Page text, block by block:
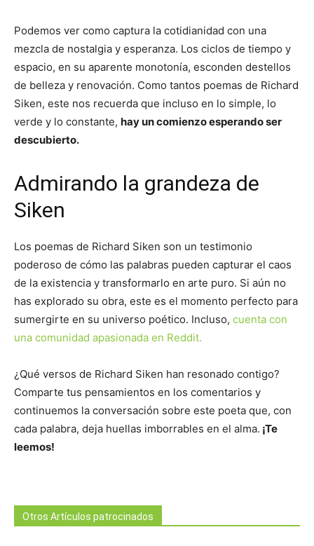
Podemos ver como captura la cotidianidad con una
mezcla de nostalgia y esperanza. Los ciclos de tiempo y
espacio, en su aparente monotonía, esconden destellos
de belleza y renovación. Como tantos poemas de Richard
Siken, este nos recuerda que incluso en lo simple, lo
verde y lo constante, hay un comienzo esperando ser
descubierto.
Admirando la grandeza de
Siken
Los poemas de Richard Siken son un testimonio
poderoso de cómo las palabras pueden capturar el caos
de la existencia y transformarlo en arte puro. Si aún no
has explorado su obra, este es el momento perfecto para
sumergirte en su universo poético. Incluso, cuenta con
una comunidad apasionada en Reddit.
¿Qué versos de Richard Siken han resonado contigo?
Comparte tus pensamientos en los comentarios y
continuemos la conversación sobre este poeta que, con
cada palabra, deja huellas imborrables en el alma. ¡Te
leemos!
Otros Artículos patrocinados